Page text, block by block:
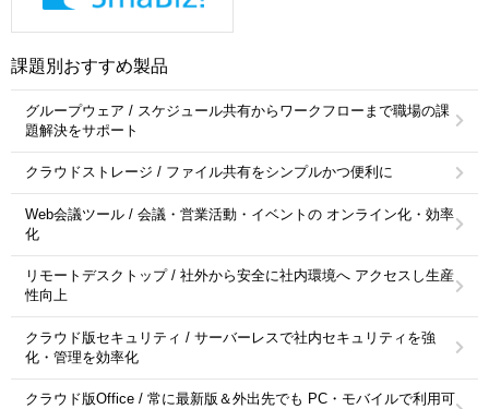
課題別おすすめ製品
グループウェア / スケジュール共有からワークフローまで職場の課
題解決をサポート
クラウドストレージ / ファイル共有をシンプルかつ便利に
Web会議ツール / 会議・営業活動・イベントの オンライン化・効率
化
リモートデスクトップ / 社外から安全に社内環境へ アクセスし生産
性向上
クラウド版セキュリティ / サーバーレスで社内セキュリティを強
化・管理を効率化
クラウド版Office / 常に最新版＆外出先でも PC・モバイルで利用可